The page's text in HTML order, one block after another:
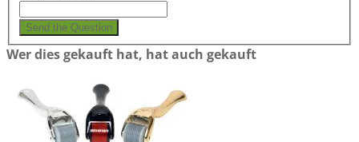
Send the Question
Wer dies gekauft hat, hat auch gekauft